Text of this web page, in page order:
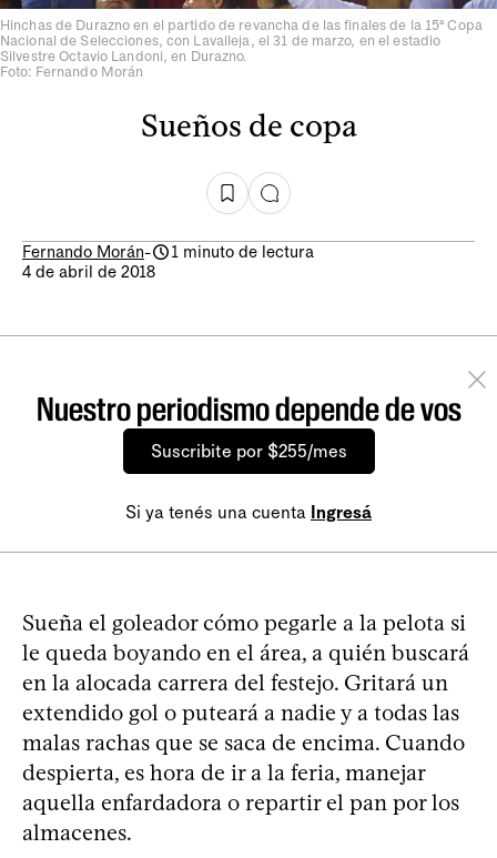
Hinchas de Durazno en el partido de revancha de las finales de la 15ª Copa
Nacional de Selecciones, con Lavalleja, el 31 de marzo, en el estadio
Silvestre Octavio Landoni, en Durazno.
Foto: Fernando Morán
Sueños de copa
Fernando Morán-
1 minuto de lectura
4 de abril de 2018
Nuestro periodismo depende de vos
Suscribite por $255/mes
Si ya tenés una cuenta Ingresá
Sueña el goleador cómo pegarle a la pelota si
le queda boyando en el área, a quién buscará
en la alocada carrera del festejo. Gritará un
extendido gol o puteará a nadie y a todas las
malas rachas que se saca de encima. Cuando
despierta, es hora de ir a la feria, manejar
aquella enfardadora o repartir el pan por los
almacenes.